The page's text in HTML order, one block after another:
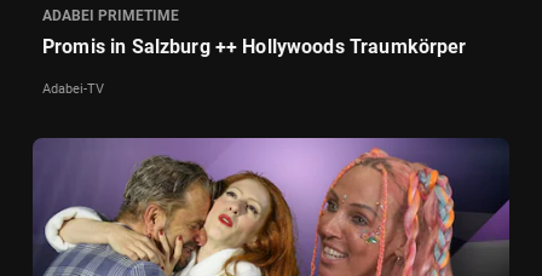
ADABEI PRIMETIME
Promis in Salzburg ++ Hollywoods Traumkörper
Adabei-TV